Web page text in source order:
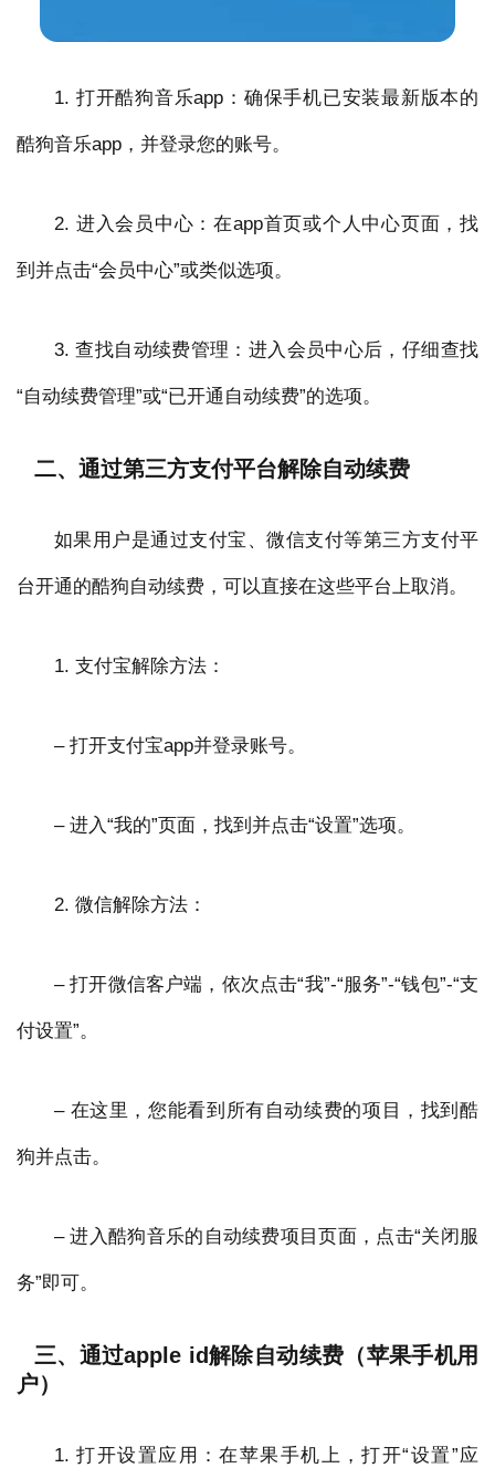
1. 打开酷狗音乐app：确保手机已安装最新版本的
酷狗音乐app，并登录您的账号。
2. 进入会员中心：在app首页或个人中心页面，找
到并点击“会员中心”或类似选项。
3. 查找自动续费管理：进入会员中心后，仔细查找
“自动续费管理”或“已开通自动续费”的选项。
二、通过第三方支付平台解除自动续费
如果用户是通过支付宝、微信支付等第三方支付平
台开通的酷狗自动续费，可以直接在这些平台上取消。
1. 支付宝解除方法：
– 打开支付宝app并登录账号。
– 进入“我的”页面，找到并点击“设置”选项。
2. 微信解除方法：
– 打开微信客户端，依次点击“我”-“服务”-“钱包”-“支
付设置”。
– 在这里，您能看到所有自动续费的项目，找到酷
狗并点击。
– 进入酷狗音乐的自动续费项目页面，点击“关闭服
务”即可。
三、通过apple id解除自动续费（苹果手机用
户）
1. 打开设置应用：在苹果手机上，打开“设置”应